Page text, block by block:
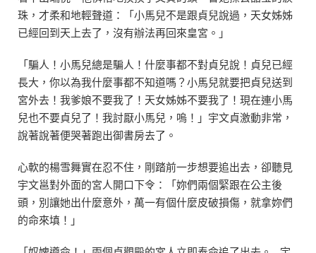
珠，才柔和地輕聲道：「小馬兒不是跟貞兒說過，天女姊姊
已經回到天上去了，沒有辦法再回來皇宮。」
「騙人！小馬兒總是騙人！什麼事都不對貞兒說！貞兒已經
長大，你以為我什麼事都不知道嗎？小馬兒就要把貞兒送到
宮外去！我爹娘不要我了！天女姊姊不要我了！現在連小馬
兒也不要貞兒了！我討厭小馬兒，嗚！」宇文貞激動非常，
說著說著便哭著跑出御書房去了。
心軟的楊雪舞實在忍不住，剛踏前一步想要追出去，卻聽見
宇文邕對外面的宮人開口下令：「妳們兩個緊跟在公主後
頭，別讓她出什麼意外，萬一有個什麼皮破損傷，就拿妳們
的命來填！」